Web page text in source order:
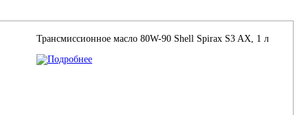
Трансмиссионное масло 80W-90 Shell Spirax S3 AХ, 1 л